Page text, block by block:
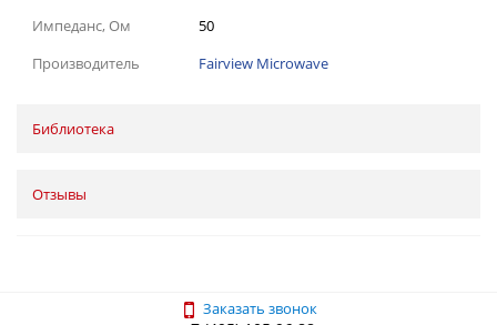
Импеданс, Ом
50
Производитель
Fairview Microwave
Библиотека
Отзывы
Заказать звонок